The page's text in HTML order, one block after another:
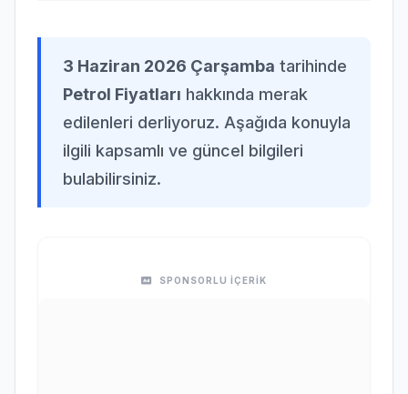
3 Haziran 2026 Çarşamba tarihinde
Petrol Fiyatları hakkında merak
edilenleri derliyoruz. Aşağıda konuyla
ilgili kapsamlı ve güncel bilgileri
bulabilirsiniz.
SPONSORLU İÇERİK